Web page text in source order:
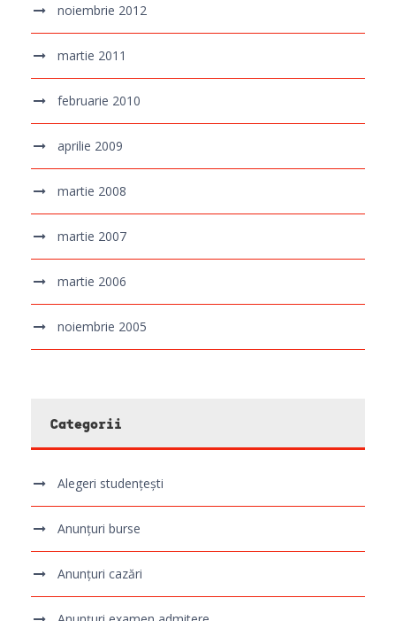
noiembrie 2012
martie 2011
februarie 2010
aprilie 2009
martie 2008
martie 2007
martie 2006
noiembrie 2005
Categorii
Alegeri studențești
Anunțuri burse
Anunțuri cazări